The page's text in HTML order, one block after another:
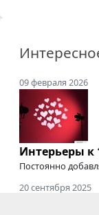
09 февраля 2026
Интерьеры к
Постоянно
20 сентября 2025